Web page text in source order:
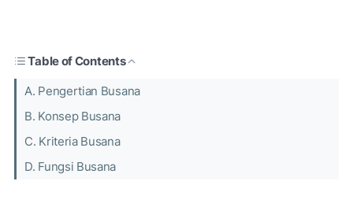
Table of Contents
A. Pengertian Busana
B. Konsep Busana
C. Kriteria Busana
D. Fungsi Busana